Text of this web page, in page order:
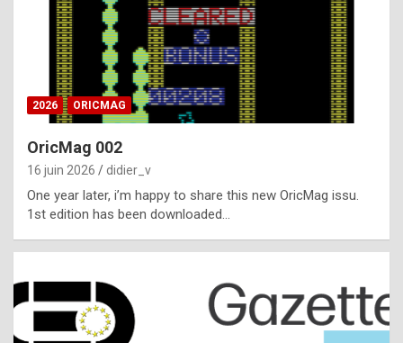
y
d
i
ff
i
l
t
t
s
2026 ORICMAG
OricMag 002
16 juin 2026 didier_v
One year later, i’m happy to share this new OricMag issu.
1st edition has been downloaded…